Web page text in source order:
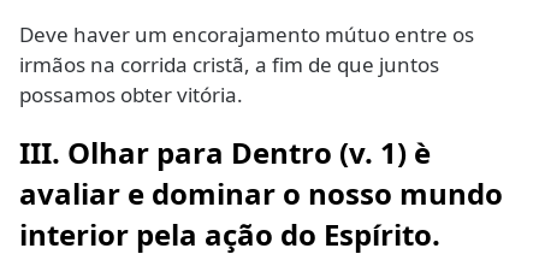
Deve haver um encorajamento mútuo entre os
irmãos na corrida cristã, a fim de que juntos
possamos obter vitória.
III. Olhar para Dentro (v. 1) è
avaliar e dominar o nosso mundo
interior pela ação do Espírito.